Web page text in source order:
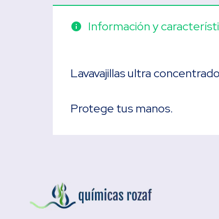
info Información y
Lavavajillas ultra
Protege tus manos.